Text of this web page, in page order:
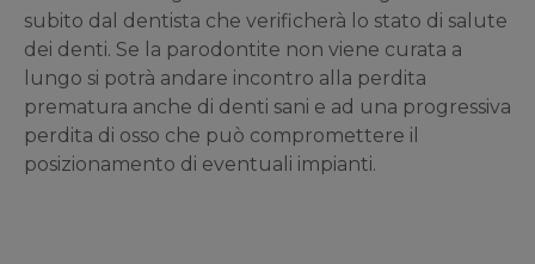
subito dal dentista che verificherà lo stato di salute
dei denti. Se la parodontite non viene curata a
lungo si potrà andare incontro alla perdita
prematura anche di denti sani e ad una progressiva
perdita di osso che può compromettere il
posizionamento di eventuali impianti.